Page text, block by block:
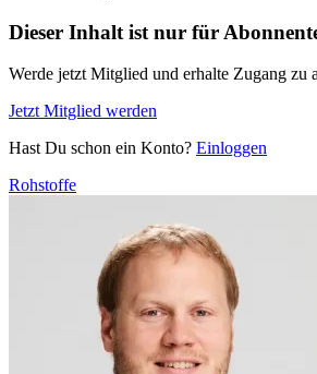
Dieser Inhalt ist nur für
Werde jetzt Mitglied und erhalte Zugang zu
Jetzt Mitglied werden
Hast Du schon ein Konto? Einloggen
Rohstoffe